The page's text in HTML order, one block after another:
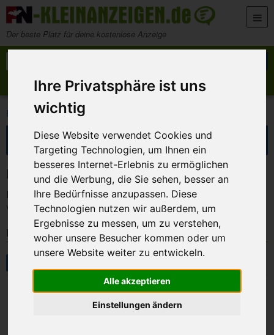
Ihre Privatsphäre ist uns
wichtig
Diese Website verwendet Cookies und
Targeting Technologien, um Ihnen ein
besseres Internet-Erlebnis zu ermöglichen
und die Werbung, die Sie sehen, besser an
Ihre Bedürfnisse anzupassen. Diese
Technologien nutzen wir außerdem, um
Ergebnisse zu messen, um zu verstehen,
woher unsere Besucher kommen oder um
unsere Website weiter zu entwickeln.
Alle akzeptieren
Einstellungen ändern
Zum Inhalt springen
Der beste Platz für deine kostenlose Anzeige
Anzeige aufgeben
Meine Anzeigen
FN-Kleinanzeigen>
Suche eingrenzen
Kleinanzeigen in Möbel und Wohnen
Keine Anzeigen gefunden!
Versuche es mit anderen Suchbegriffen oder Filtereinstellungen.
Kategorien
Antiquitäten und Kunst